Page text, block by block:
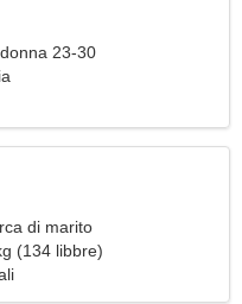
23-30
di marito
(134 libbre)